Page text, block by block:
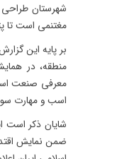
شهرستان
مغتنمی است تا
بر پایه این
منطقه، در
معرفی صنعت
اسب و مهارت
شایان ذکر است
ضمن نمایش